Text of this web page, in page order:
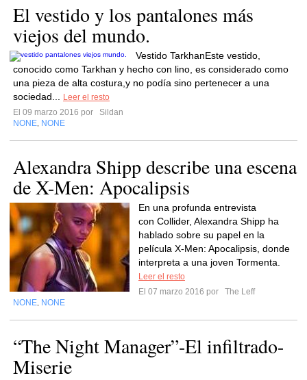
El vestido y los pantalones más
viejos del mundo.
Vestido TarkhanEste vestido,
conocido como Tarkhan y hecho con lino, es considerado como
una pieza de alta costura,y no podía sino pertenecer a una
sociedad...
Leer el resto
El 09 marzo 2016 por
Sildan
NONE NONE
Alexandra Shipp describe una escena
de X-Men: Apocalipsis
En una profunda entrevista
con Collider, Alexandra Shipp ha
hablado sobre su papel en la
película X-Men: Apocalipsis, donde
interpreta a una joven Tormenta.
Leer el resto
El 07 marzo 2016 por
The Leff
NONE NONE
“The Night Manager”-El infiltrado-
Miserie